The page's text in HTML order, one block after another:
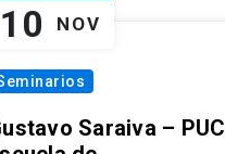
10 NOV
Saraiva – PUC